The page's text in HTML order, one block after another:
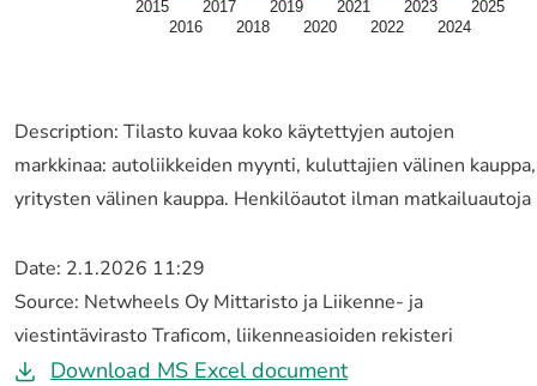
2015
2016
2017
2018
2019
2020
2021
2022
2023
2024
2025
Description: Tilasto kuvaa koko käytettyjen autojen
markkinaa: autoliikkeiden myynti, kuluttajien välinen kauppa,
yritysten välinen kauppa. Henkilöautot ilman matkailuautoja
Date: 2.1.2026 11:29
Source: Netwheels Oy Mittaristo ja Liikenne- ja
viestintävirasto Traficom, liikenneasioiden rekisteri
Download MS Excel documentKaytettyjen